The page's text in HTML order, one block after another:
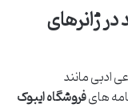
ژانرهای
ادبی مانند
فروشگاه ایبوک